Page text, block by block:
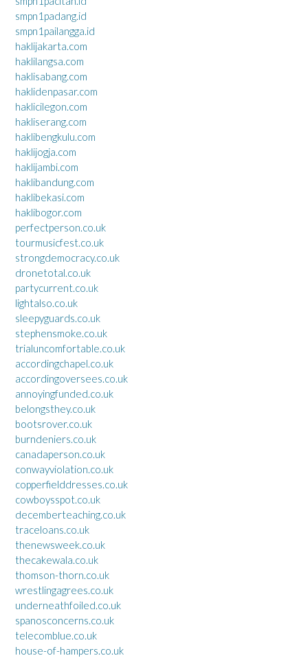
smpn1padang.id
smpn1pailangga.id
haklijakarta.com
haklilangsa.com
haklisabang.com
haklidenpasar.com
haklicilegon.com
hakliserang.com
haklibengkulu.com
haklijogja.com
haklijambi.com
haklibandung.com
haklibekasi.com
haklibogor.com
perfectperson.co.uk
tourmusicfest.co.uk
strongdemocracy.co.uk
dronetotal.co.uk
partycurrent.co.uk
lightalso.co.uk
sleepyguards.co.uk
stephensmoke.co.uk
trialuncomfortable.co.uk
accordingchapel.co.uk
accordingoversees.co.uk
annoyingfunded.co.uk
belongsthey.co.uk
bootsrover.co.uk
burndeniers.co.uk
canadaperson.co.uk
conwayviolation.co.uk
copperfielddresses.co.uk
cowboysspot.co.uk
decemberteaching.co.uk
traceloans.co.uk
thenewsweek.co.uk
thecakewala.co.uk
thomson-thorn.co.uk
wrestlingagrees.co.uk
underneathfoiled.co.uk
spanosconcerns.co.uk
telecomblue.co.uk
house-of-hampers.co.uk